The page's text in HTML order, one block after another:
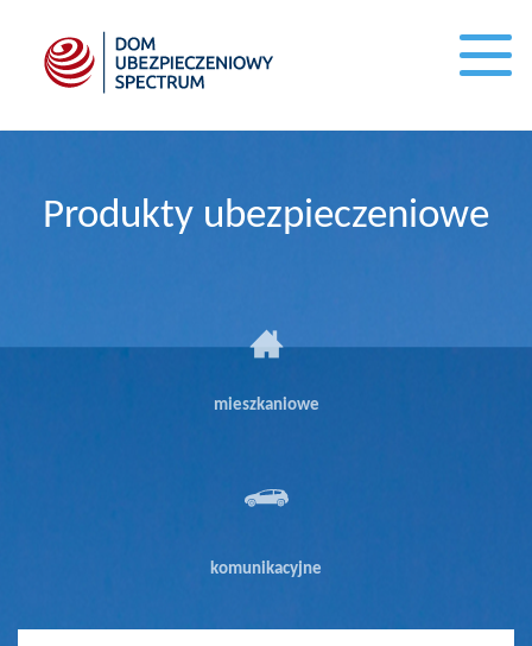
Produkty ubezpieczeniowe
mieszkaniowe
komunikacyjne